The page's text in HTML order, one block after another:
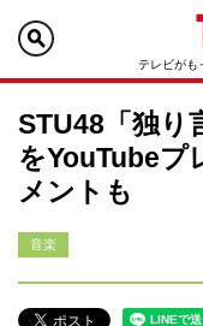
テレビがも
STU48「独り
をYouTubeプ
メントも
音楽